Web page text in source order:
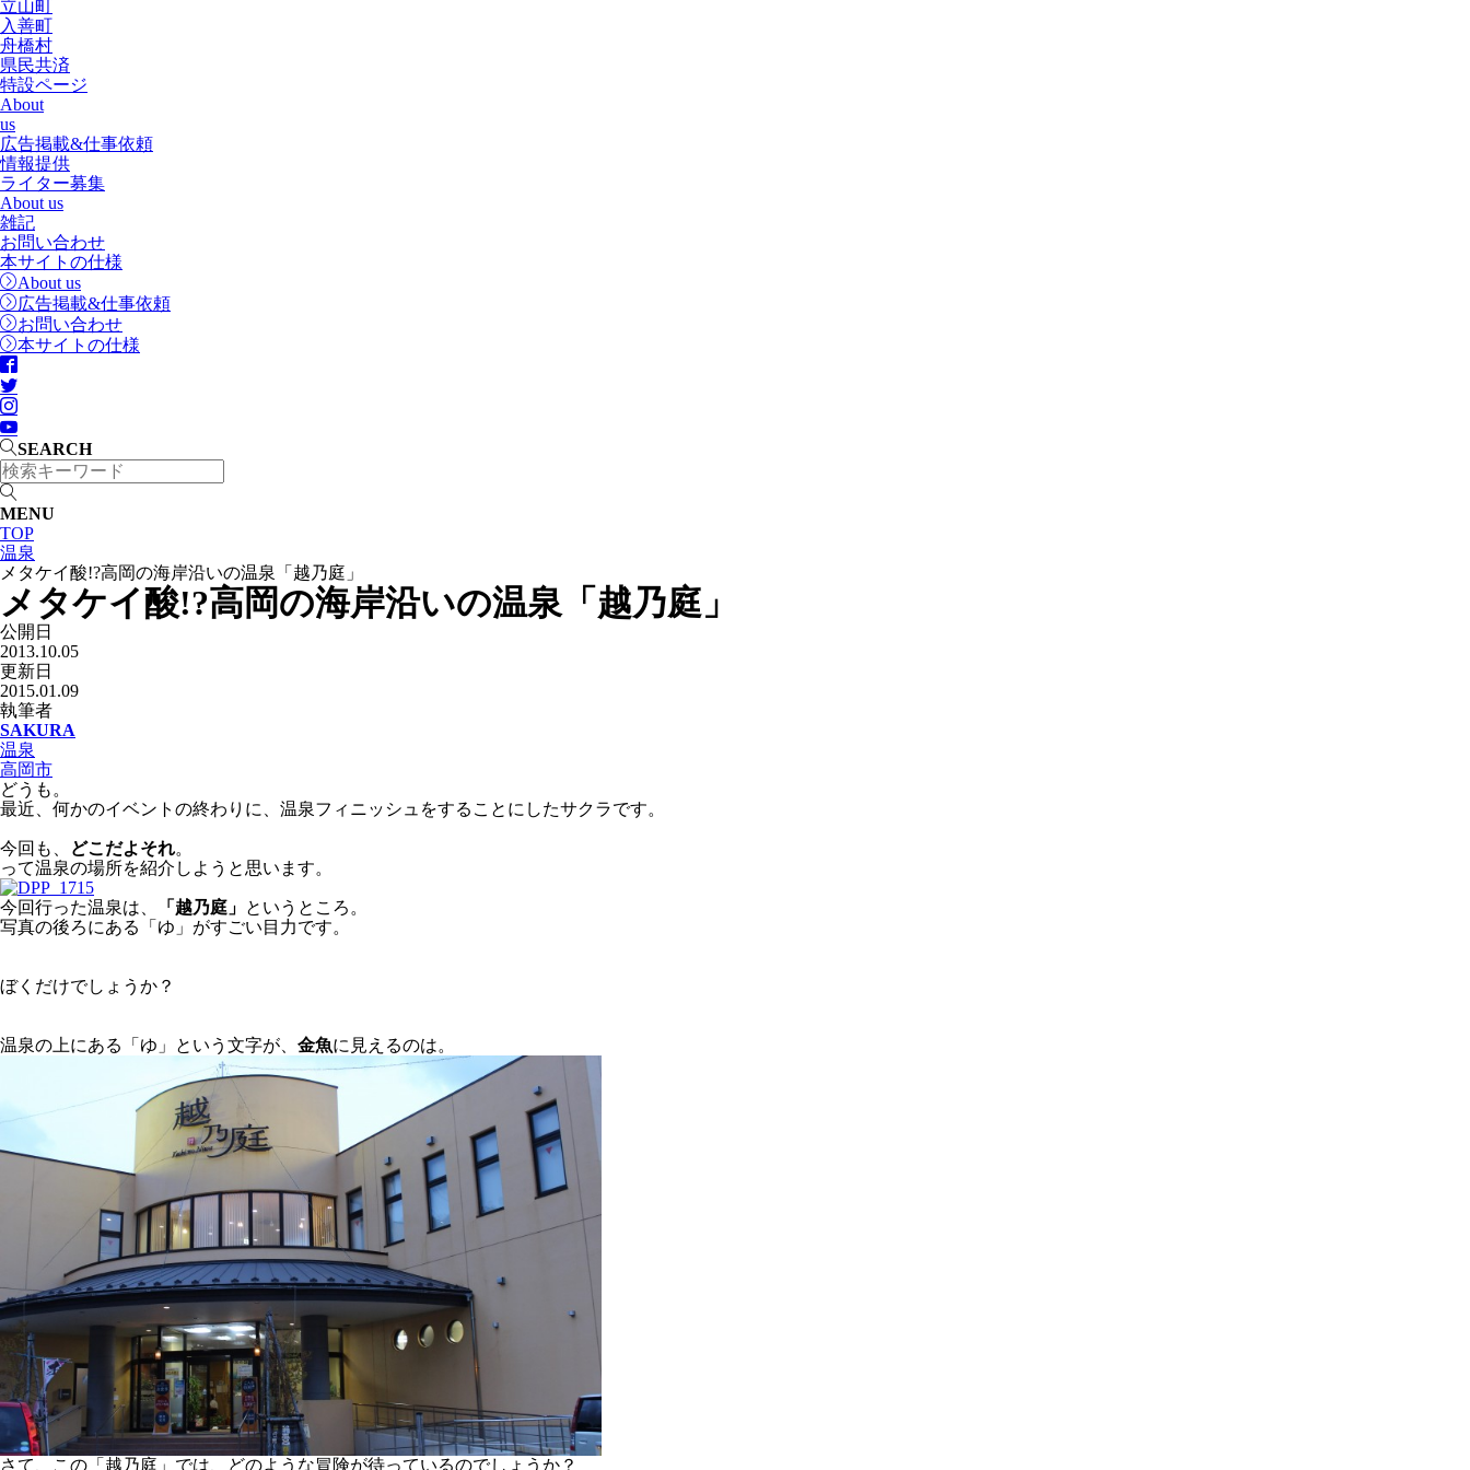
立山町
入善町
舟橋村
県民共済
特設ページ
About
us
広告掲載&仕事依頼
情報提供
ライター募集
About us
雑記
お問い合わせ
本サイトの仕様
About us
広告掲載&仕事依頼
お問い合わせ
本サイトの仕様
SEARCH
MENU
TOP
温泉
メタケイ酸!?高岡の海岸沿いの温泉「越乃庭」
メタケイ酸!?高岡の海岸沿いの温泉「越乃庭」
公開日
2013.10.05
更新日
2015.01.09
執筆者
SAKURA
温泉
高岡市
どうも。
最近、何かのイベントの終わりに、温泉フィニッシュをすることにしたサクラです。
今回も、 どこだよそれ。
って温泉の場所を紹介しようと思います。
今回行った温泉は、 「越乃庭」 というところ。
写真の後ろにある「ゆ」がすごい目力です。
ぼくだけでしょうか？
温泉の上にある「ゆ」という文字が、 金魚に見えるのは。
さて、この「越乃庭」では、どのような冒険が待っているのでしょうか？